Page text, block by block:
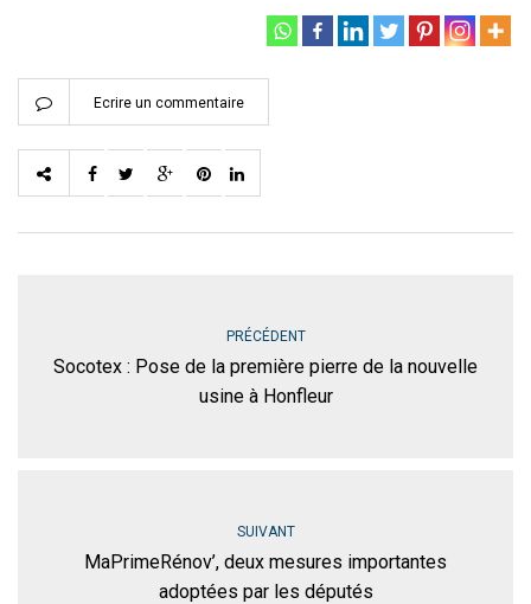
Ecrire un commentaire
PRÉCÉDENT
Socotex : Pose de la première pierre de la nouvelle
usine à Honfleur
SUIVANT
MaPrimeRénov’, deux mesures importantes
adoptées par les députés